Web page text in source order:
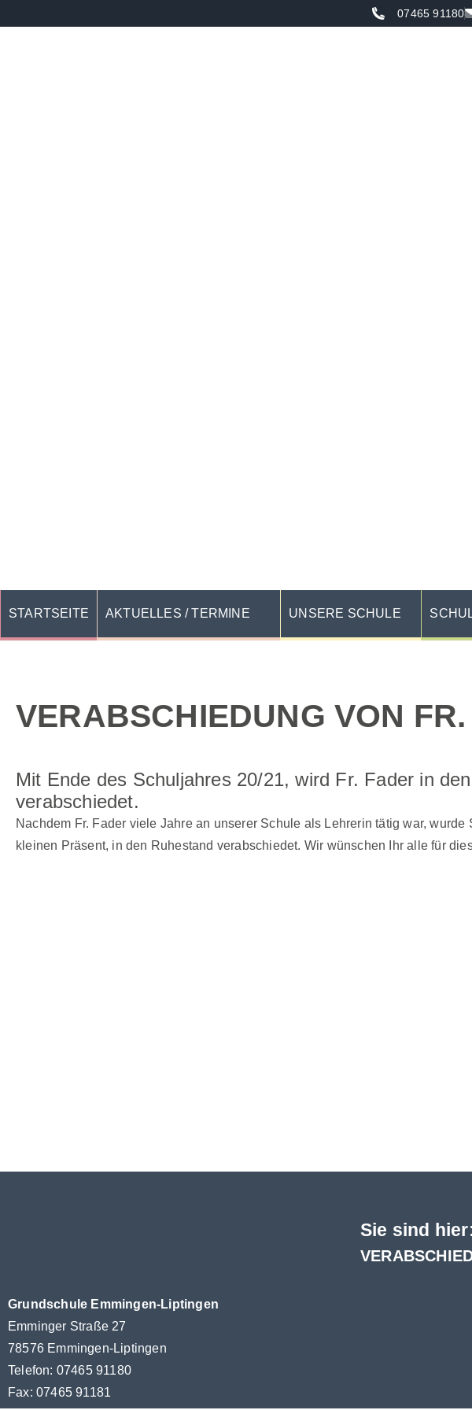
07465 91180
STARTSEITE AKTUELLES / TERMINE UNSERE SCHULE
VERABSCHIEDUNG VON
Mit Ende des Schuljahres 20/21, wird Fr. Fader in
verabschiedet.
Nachdem Fr. Fader viele Jahre an unserer Schule als Lehrerin tätig war,
kleinen Präsent, in den Ruhestand verabschiedet. Wir wünschen Ihr alle für
Grundschule Emmingen-Liptingen
Emminger Straße 27
78576 Emmingen-Liptingen
Telefon: 07465 91180
Fax: 07465 91181
Sie sind